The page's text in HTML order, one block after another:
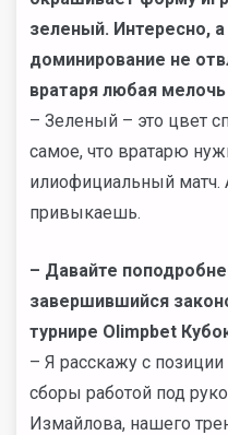
зеленый. Интересно,
доминирование не
вратаря любая
– Зеленый – это цвет
самое, что вратарю
илиофициальный матч.
привыкаешь.
– Давайте
завершившийся
турнире Olimpbet
– Я расскажу с
сборы работой под
Измайлова, нашего